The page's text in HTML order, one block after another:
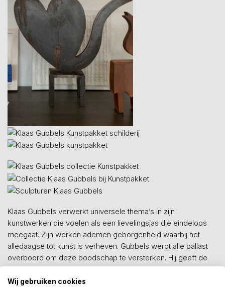
Klaas Gubbels verwerkt universele thema’s in zijn
kunstwerken die voelen als een lievelingsjas die eindeloos
meegaat. Zijn werken ademen geborgenheid waarbij het
alledaagse tot kunst is verheven. Gubbels werpt alle ballast
overboord om deze boodschap te versterken. Hij geeft de
kijker het gevoel dat je in het leven op je plek bent, dat de
wereld er voor jou is; je hoort er thuis en je mag er zijn.
Wij gebruiken cookies